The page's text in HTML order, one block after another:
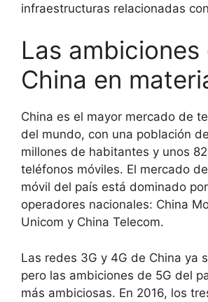
infraestructuras relacionadas
Las ambiciones
China en
China es el mayor mercado de
del mundo, con una población
millones de habitantes y unos
teléfonos móviles. El mercado
móvil del país está dominado
operadores nacionales: China
Unicom y China Telecom.
Las redes 3G y 4G de China ya
pero las ambiciones de 5G del
más ambiciosas. En 2016, los